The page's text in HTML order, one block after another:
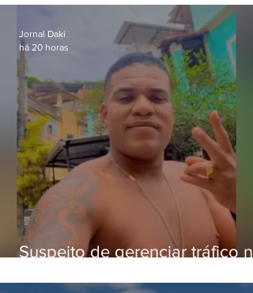
crianças
Suspeito de gerenciar tráfico na
foragido
Jornal Daki
há 20 horas